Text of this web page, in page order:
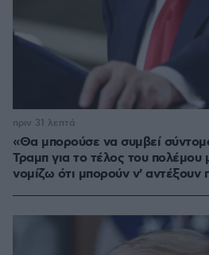
«Θα μπορούσε να συμβεί
Τραμπ για το τέλος του πολέμου
νομίζω ότι μπορούν ν' αντέξουν
πριν 31 λεπτά